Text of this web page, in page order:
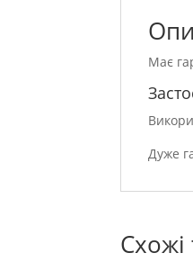
Має
Дуже